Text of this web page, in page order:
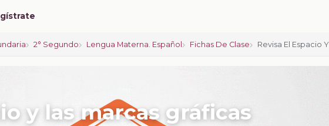
2° Segundo Lengua Materna. Español Fichas De Clase Revisa El Espacio
y las marcas gráficas